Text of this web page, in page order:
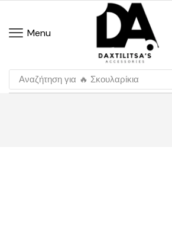
Menu
Αναζήτηση για 🔥 Σκουλαρίκια